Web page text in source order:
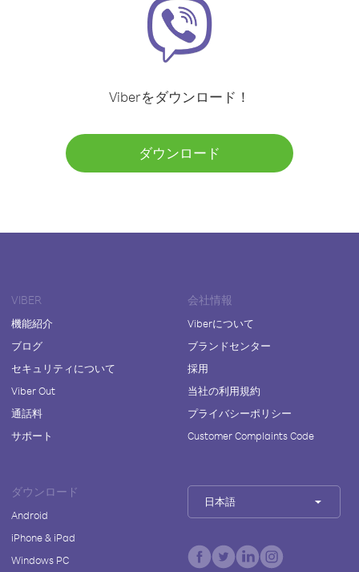
Viberをダウンロード！
ダウンロード
VIBER
機能紹介
ブログ
セキュリティについて
Viber Out
通話料
サポート
会社情報
Viberについて
ブランドセンター
採用
当社の利用規約
プライバシーポリシー
Customer Complaints Code
ダウンロード
Android
iPhone & iPad
Windows PC
日本語